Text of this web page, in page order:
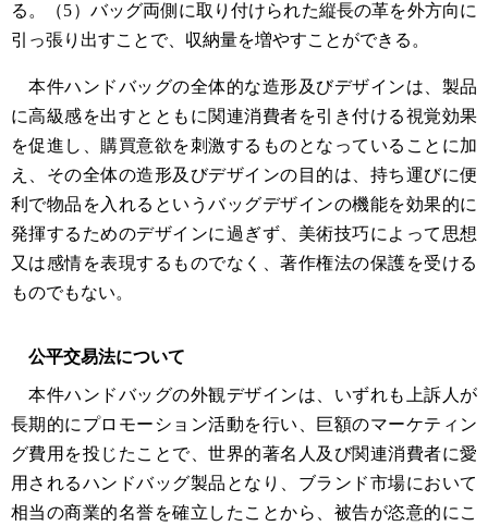
る。（5）バッグ両側に取り付けられた縦長の革を外方向に
引っ張り出すことで、収納量を増やすことができる。
本件ハンドバッグの全体的な造形及びデザインは、製品
に高級感を出すとともに関連消費者を引き付ける視覚効果
を促進し、購買意欲を刺激するものとなっていることに加
え、その全体の造形及びデザインの目的は、持ち運びに便
利で物品を入れるというバッグデザインの機能を効果的に
発揮するためのデザインに過ぎず、美術技巧によって思想
又は感情を表現するものでなく、著作権法の保護を受ける
ものでもない。
公平交易法について
本件ハンドバッグの外観デザインは、いずれも上訴人が
長期的にプロモーション活動を行い、巨額のマーケティン
グ費用を投じたことで、世界的著名人及び関連消費者に愛
用されるハンドバッグ製品となり、ブランド市場において
相当の商業的名誉を確立したことから、被告が恣意的にこ